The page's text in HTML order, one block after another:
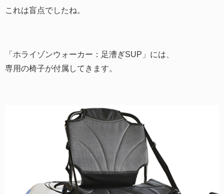
これは盲点でしたね。
「ホライゾンウォーカー：足漕ぎSUP」には、
専用の椅子が付属してきます。